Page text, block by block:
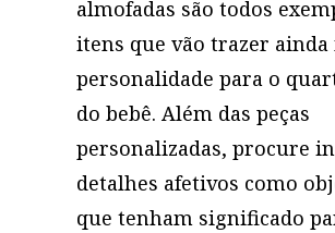
almofadas são todos
itens que vão trazer ainda
personalidade para o
do bebê. Além das peças
personalizadas, procure
detalhes afetivos como
que tenham significado